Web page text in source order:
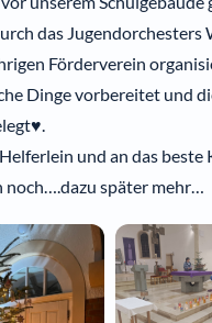
das Jugendorchesters
Förderverein
Dinge vorbereitet und
und an das beste
noch….dazu später mehr…